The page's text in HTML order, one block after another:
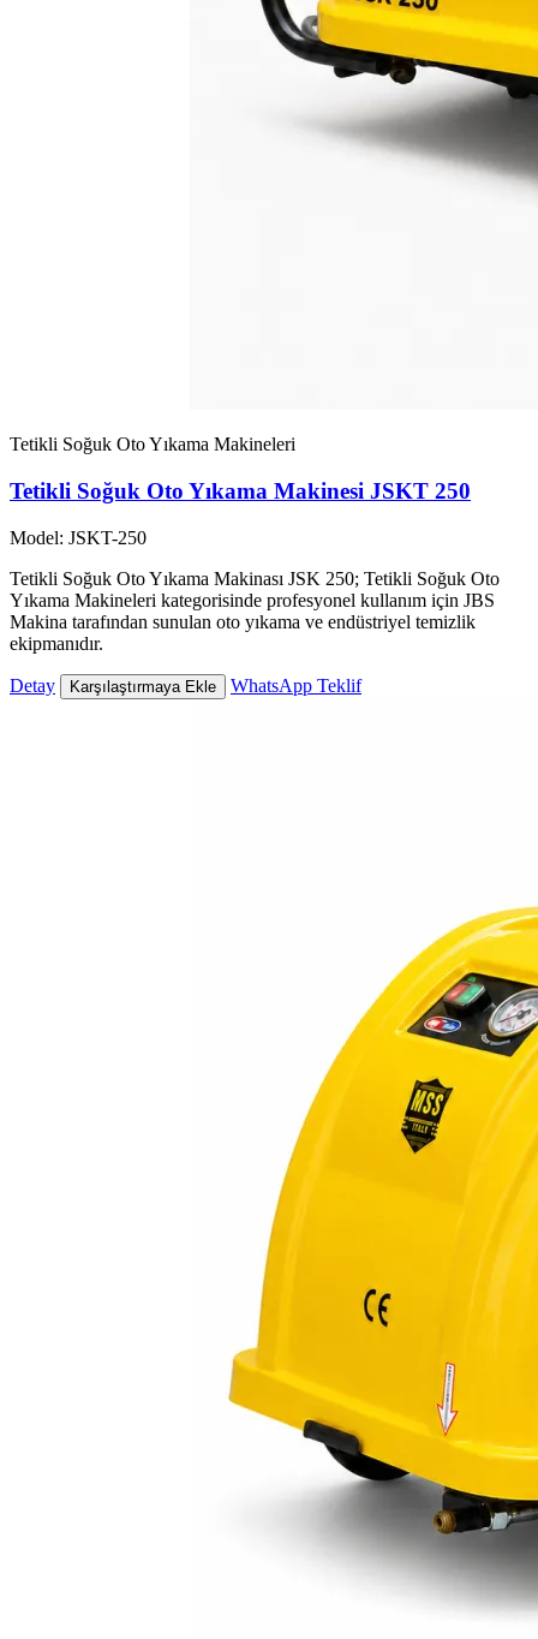
Tetikli Soğuk Oto Yıkama Makineleri
Tetikli Soğuk Oto Yıkama Makinesi JSKT 250
Model: JSKT-250
Tetikli Soğuk Oto Yıkama Makinası JSK 250; Tetikli Soğuk Oto
Yıkama Makineleri kategorisinde profesyonel kullanım için JBS
Makina tarafından sunulan oto yıkama ve endüstriyel temizlik
ekipmanıdır.
Detay Karşılaştırmaya Ekle WhatsApp Teklif